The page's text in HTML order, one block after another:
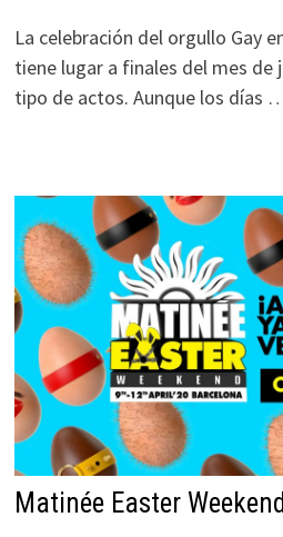
La celebración del orgullo Gay
tiene lugar a finales del mes de
tipo de actos. Aunque los días
Matinée Easter Weekend